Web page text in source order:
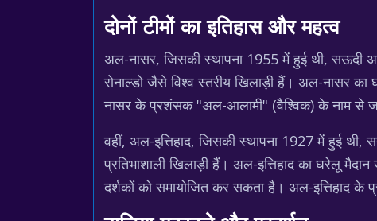
दोनों टीमों का इतिहास और महत्व
अल-नासर, जिसकी स्थापना 1955 में हुई थी, सऊदी
रोनाल्डो जैसे विश्व स्तरीय खिलाड़ी हैं। अल-नासर
नासर के प्रशंसक "अल-आलामी" (वैश्विक) के नाम से जाने
वहीं, अल-इत्तिहाद, जिसकी स्थापना 1927 में हुई
प्रतिभाशाली खिलाड़ी हैं। अल-इत्तिहाद का घरेलू
दर्शकों को समायोजित कर सकता है। अल-